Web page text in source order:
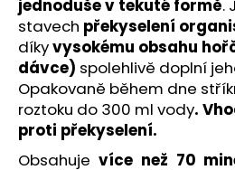
jednoduše v tekuté formě.
stavech překyselení
díkyvysokému obsahu
dávce) spolehlivě doplní
Opakovaně během dne
roztoku do 300 ml vody.
proti překyselení.
Obsahuje více než 70
r
u
č
u
j
e
m
e